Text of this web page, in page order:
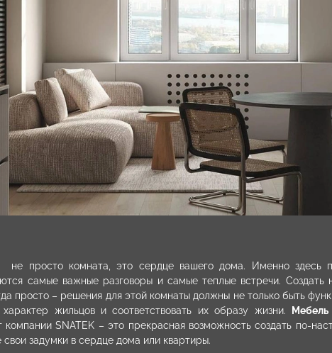
не просто комната, это сердце вашего дома. Именно здесь
самые важные разговоры и самые теплые встречи.
просто – решения для этой комнаты должны не только быть
жильцов и соответствовать их образу жизни. Мебель
компании SNATEK – это прекрасная возможность создать по-
свои задумки в сердце дома или квартиры.